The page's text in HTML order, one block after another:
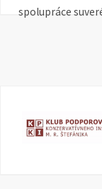
spolupráce